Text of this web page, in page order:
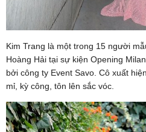
Kim Trang là một trong 15 người
Hoàng Hải tại sự kiện Opening
bởi công ty Event Savo. Cô xuất
mỉ, kỳ công, tôn lên sắc vóc.